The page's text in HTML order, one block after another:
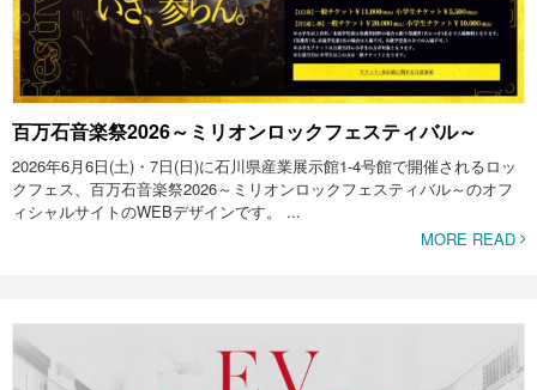
百万石音楽祭2026～ミリオンロックフェスティバル～
2026年6月6日(土)・7日(日)に石川県産業展示館1-4号館で開催されるロッ
クフェス、百万石音楽祭2026～ミリオンロックフェスティバル～のオフ
ィシャルサイトのWEBデザインです。 ...
MORE READ